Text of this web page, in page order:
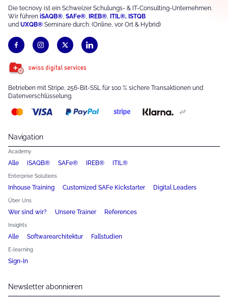
Die tecnovy ist ein Schweizer Schulungs- & IT-Consulting-Unternehmen.
Wir führen iSAQB® SAFe® IREB® ITIL®, ISTQB
und UXQB® Seminare durch. (Online, vor Ort & Hybrid)
Betrieben mit Stripe, 256-Bit-SSL für 100 % sichere Transaktionen und
Datenverschlüsselung.
Navigation
Academy
Alle iSAQB® SAFe® IREB® ITIL®
Enterprise Solutions
Inhouse Training Customized SAFe Kickstarter Digital Leaders
Über Uns
Wer sind wir? Unsere Trainer References
Insights
Alle Softwarearchitektur Fallstudien
E-learning
Sign-In
Newsletter abonnieren